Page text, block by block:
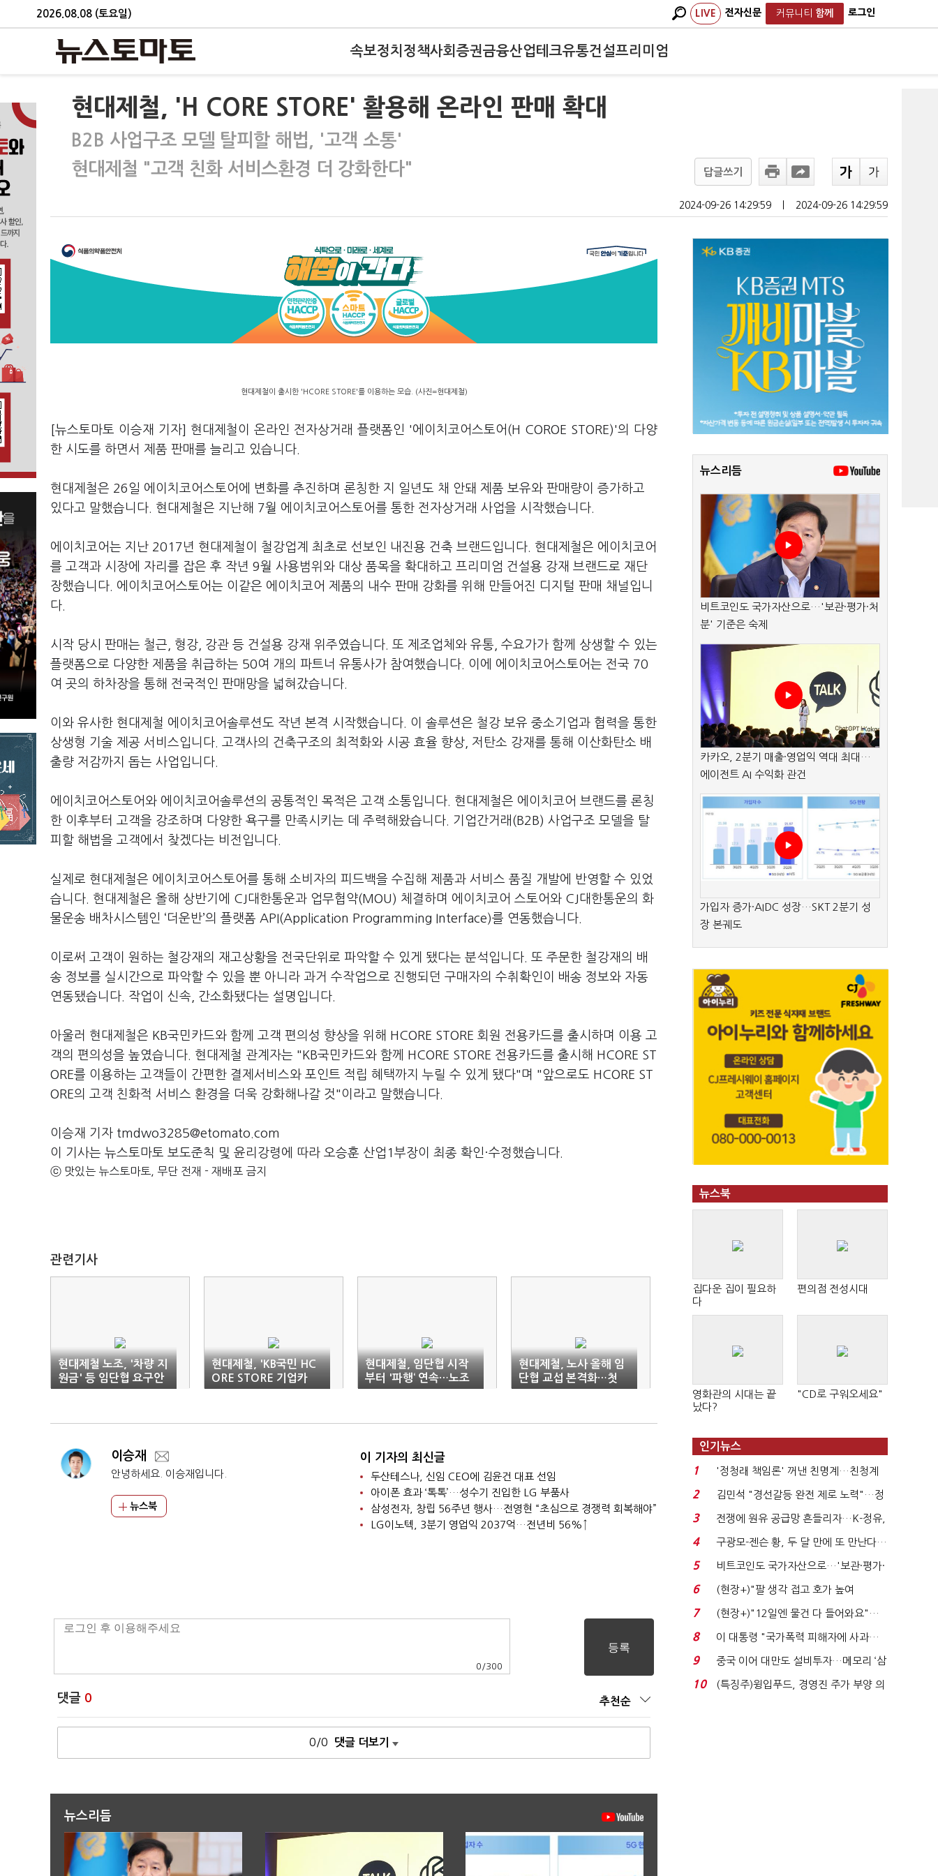
2026.08.08 (토요일) LIVE 전자신문 커뮤니티 함께 로그인
속보정치 정책사회 증권금융산업테크유통건설프리미엄
현대제철, 'H CORE STORE' 활용해 온라인 판매 확대
B2B 사업구조 모델 탈피할 해법, '고객 소통'
현대제철 "고객 친화 서비스환경 더 강화한다"
답글쓰기
2024-09-26 14:29:59 2024-09-26 14:29:59
현대제철이 출시한 'HCORE STORE'를 이용하는 모습. (사진=현대제철)
[뉴스토마토 이승재 기자] 현대제철이 온라인 전자상거래 플랫폼인 '에이치코어스토어(H COROE STORE)'의 다양
한 시도를 하면서 제품 판매를 늘리고 있습니다.
현대제철은 26일 에이치코어스토어에 변화를 추진하며 론칭한 지 일년도 채 안돼 제품 보유와 판매량이 증가하고
있다고 말했습니다. 현대제철은 지난해 7월 에이치코어스토어를 통한 전자상거래 사업을 시작했습니다.
에이치코어는 지난 2017년 현대제철이 철강업계 최초로 선보인 내진용 건축 브랜드입니다. 현대제철은 에이치코어
를 고객과 시장에 자리를 잡은 후 작년 9월 사용범위와 대상 품목을 확대하고 프리미엄 건설용 강재 브랜드로 재단
장했습니다. 에이치코어스토어는 이같은 에이치코어 제품의 내수 판매 강화를 위해 만들어진 디지털 판매 채널입니
다.
시작 당시 판매는 철근, 형강, 강관 등 건설용 강재 위주였습니다. 또 제조업체와 유통, 수요가가 함께 상생할 수 있는
플랫폼으로 다양한 제품을 취급하는 50여 개의 파트너 유통사가 참여했습니다. 이에 에이치코어스토어는 전국 70
여 곳의 하차장을 통해 전국적인 판매망을 넓혀갔습니다.
이와 유사한 현대제철 에이치코어솔루션도 작년 본격 시작했습니다. 이 솔루션은 철강 보유 중소기업과 협력을 통한
상생형 기술 제공 서비스입니다. 고객사의 건축구조의 최적화와 시공 효율 향상, 저탄소 강재를 통해 이산화탄소 배
출량 저감까지 돕는 사업입니다.
에이치코어스토어와 에이치코어솔루션의 공통적인 목적은 고객 소통입니다. 현대제철은 에이치코어 브랜드를 론칭
한 이후부터 고객을 강조하며 다양한 욕구를 만족시키는 데 주력해왔습니다. 기업간거래(B2B) 사업구조 모델을 탈
피할 해법을 고객에서 찾겠다는 비전입니다.
실제로 현대제철은 에이치코어스토어를 통해 소비자의 피드백을 수집해 제품과 서비스 품질 개발에 반영할 수 있었
습니다. 현대제철은 올해 상반기에 CJ대한통운과 업무협약(MOU) 체결하며 에이치코어 스토어와 CJ대한통운의 화
물운송 배차시스템인 ‘더운반’의 플랫폼 API(Application Programming Interface)를 연동했습니다.
이로써 고객이 원하는 철강재의 재고상황을 전국단위로 파악할 수 있게 됐다는 분석입니다. 또 주문한 철강재의 배
송 정보를 실시간으로 파악할 수 있을 뿐 아니라 과거 수작업으로 진행되던 구매자의 수취확인이 배송 정보와 자동
연동됐습니다. 작업이 신속, 간소화됐다는 설명입니다.
아울러 현대제철은 KB국민카드와 함께 고객 편의성 향상을 위해 HCORE STORE 회원 전용카드를 출시하며 이용 고
객의 편의성을 높였습니다. 현대제철 관계자는 "KB국민카드와 함께 HCORE STORE 전용카드를 출시해 HCORE ST
ORE를 이용하는 고객들이 간편한 결제서비스와 포인트 적립 혜택까지 누릴 수 있게 됐다"며 "앞으로도 HCORE ST
ORE의 고객 친화적 서비스 환경을 더욱 강화해나갈 것"이라고 말했습니다.
이승재 기자 tmdwo3285@etomato.com
이 기사는 뉴스토마토 보도준칙 및 윤리강령에 따라 오승훈 산업1부장이 최종 확인·수정했습니다.
ⓒ 맛있는 뉴스토마토, 무단 전재 - 재배포 금지
관련기사
현대제철 노조, '차량 지
원금' 등 임단협 요구안
확정
현대제철, 'KB국민 HC
ORE STORE 기업카
드'로 고객 편의 향상
현대제철, 임단협 시작
부터 '파행‘ 연속…노조
"시간 끌기"
현대제철, 노사 올해 임
단협 교섭 본격화…첫
상견례
이승재
안녕하세요. 이승재입니다.
뉴스북
이 기자의 최신글
두산테스나, 신임 CEO에 김윤건 대표 선임
아이폰 효과 ‘톡톡’…성수기 진입한 LG 부품사
삼성전자, 창립 56주년 행사…전영현 “초심으로 경쟁력 회복해야”
LG이노텍, 3분기 영업익 2037억…전년비 56%↑
0 /300
댓글 0 추천순
0/0 댓글 더보기
뉴스리듬
뉴스리듬
비트코인도 국가자산으로…'보관·평가·처
분' 기준은 숙제
카카오, 2분기 매출·영업익 역대 최대…
에이전트 AI 수익화 관건
가입자 증가·AIDC 성장…SKT 2분기 성
장 본궤도
뉴스북
집다운 집이 필요하
다
편의점 전성시대
영화관의 시대는 끝
났다?
"CD로 구워오세요"
인기뉴스
1
'정청래 책임론' 꺼낸 친명계…친청계
는 추가투표 때리기...
2
김민석 "경선갈등 완전 제로 노력"…정
청래 "반명 공세 사...
3
전쟁에 원유 공급망 흔들리자…K-정유,
에너지안보 핵심...
4
구광모-젠슨 황, 두 달 만에 또 만난다…
로봇·AI 등 논...
5
비트코인도 국가자산으로…'보관·평가·
처분' 기준은 ...
6
(현장+)"팔 생각 접고 호가 높여
요"…'덜 똘똘한 한 채' 20...
7
(현장+)"12일엔 물건 다 들어와요"…
빈 매대 채우며 문 연 ...
8
이 대통령 "국가폭력 피해자에 사과…
적극적 조사로 진...
9
중국 이어 대만도 설비투자…메모리 ‘삼
국전쟁’
10
(특징주)윙입푸드, 경영진 주가 부양 의